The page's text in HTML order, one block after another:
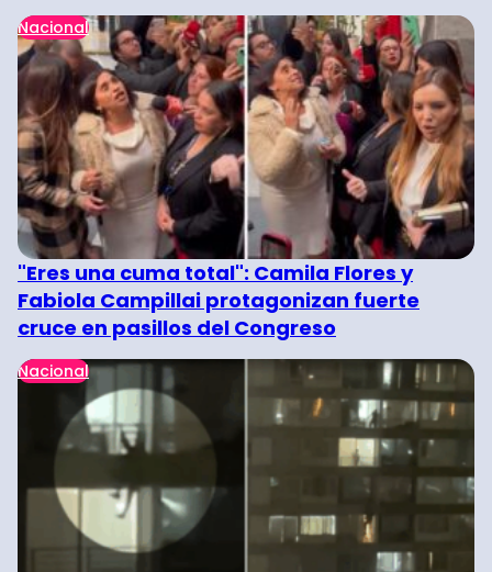
Nacional
"Eres una cuma total": Camila Flores y
Fabiola Campillai protagonizan fuerte
cruce en pasillos del Congreso
Nacional